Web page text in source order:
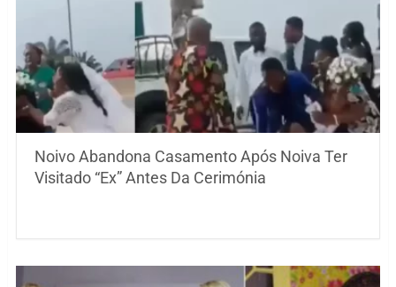
Noivo Abandona Casamento Após Noiva Ter
Visitado “Ex” Antes Da Cerimónia